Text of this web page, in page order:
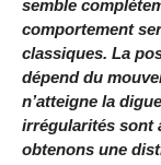
semble
comportement
classiques. La
dépend du
n’atteigne la
irrégularités sont
obtenons une